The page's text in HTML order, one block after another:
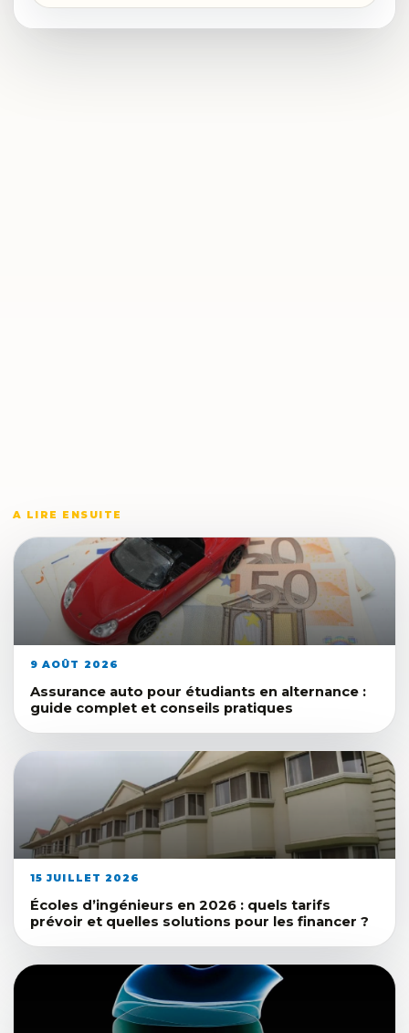
A LIRE ENSUITE
9 AOÛT 2026
Assurance auto pour étudiants en alternance :
guide complet et conseils pratiques
15 JUILLET 2026
Écoles d’ingénieurs en 2026 : quels tarifs
prévoir et quelles solutions pour les financer ?